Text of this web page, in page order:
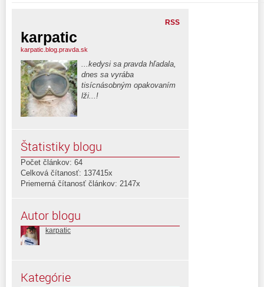
RSS
karpatic
karpatic.blog.pravda.sk
...kedysi sa pravda hľadala,
dnes sa vyrába
tisícnásobným opakovaním
lži...!
Štatistiky blogu
Počet článkov: 64
Celková čítanosť: 137415x
Priemerná čítanosť článkov: 2147x
Autor blogu
karpatic
Kategórie